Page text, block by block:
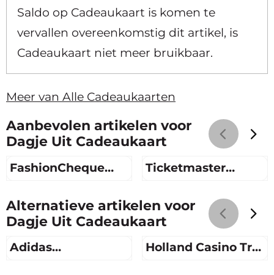
Saldo op Cadeaukaart is komen te
vervallen overeenkomstig dit artikel, is
Cadeaukaart niet meer bruikbaar.
Meer van Alle Cadeaukaarten
Aanbevolen artikelen voor
Dagje Uit Cadeaukaart
FashionCheque
Ticketmaster
Alternatieve artikelen voor
Dagje Uit Cadeaukaart
Adidas
Holland Casino Try